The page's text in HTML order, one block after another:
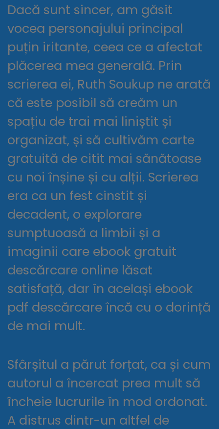
Dacă sunt sincer, am găsit
vocea personajului principal
puțin iritante, ceea ce a afectat
plăcerea mea generală. Prin
scrierea ei, Ruth Soukup ne arată
că este posibil să creăm un
spațiu de trai mai liniștit și
organizat, și să cultivăm carte
gratuită de citit mai sănătoase
cu noi înșine și cu alții. Scrierea
era ca un fest cinstit și
decadent, o explorare
sumptuoasă a limbii și a
imaginii care ebook gratuit
descărcare online lăsat
satisfață, dar în același ebook
pdf descărcare încă cu o dorință
de mai mult.
Sfârșitul a părut forțat, ca și cum
autorul a încercat prea mult să
încheie lucrurile în mod ordonat.
A distrus dintr-un altfel de